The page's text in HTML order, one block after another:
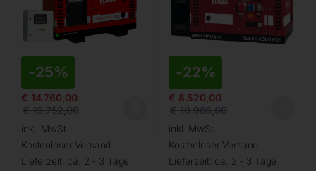
-25%
€ 14.760,00
€19.752,00
inkl. MwSt.
Kostenloser Versand
Lieferzeit: ca. 2 - 3 Tage
-22%
€ 8.520,00
€10.986,00
inkl. MwSt.
Kostenloser Versand
Lieferzeit: ca. 2 - 3 Tage